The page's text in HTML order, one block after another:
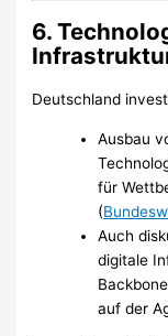
6.
Deutschland
Ausbau
für
(
Auch
digitale
auf der